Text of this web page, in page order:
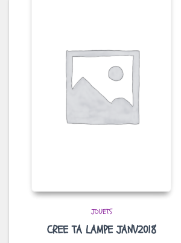
JOUETS
CREE TA LAMPE JANV2018